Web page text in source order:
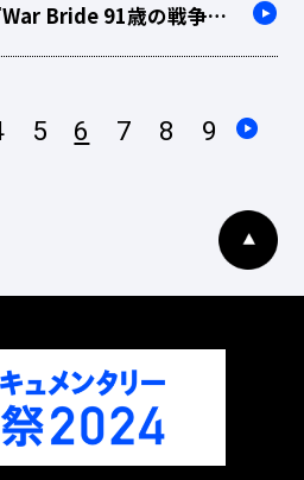
War Bride 91歳の戦争花
5 6 7 8 9